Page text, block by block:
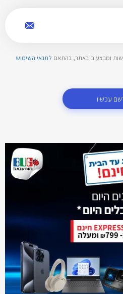
ומבצעים באתר, בהתאם לתנאי השימוש
עכשיו